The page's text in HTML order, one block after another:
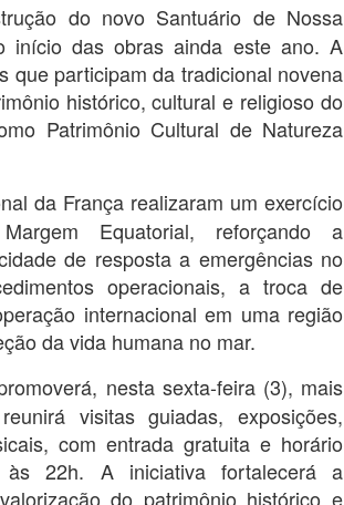
do novo Santuário de Nossa
início das obras ainda este ano. A
que participam da tradicional novena
histórico, cultural e religioso do
Patrimônio Cultural de Natureza
da França realizaram um exercício
Equatorial, reforçando a
de resposta a emergências no
operacionais, a troca de
internacional em uma região
da vida humana no mar.
nesta sexta-feira (3), mais
visitas guiadas, exposições,
com entrada gratuita e horário
22h. A iniciativa fortalecerá a
do patrimônio histórico e